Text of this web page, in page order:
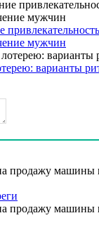
мужчин
варианты